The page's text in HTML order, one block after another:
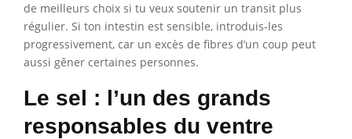
de meilleurs choix si tu veux soutenir un transit plus
régulier. Si ton intestin est sensible, introduis-les
progressivement, car un excès de fibres d’un coup peut
aussi gêner certaines personnes.
Le sel : l’un des grands
responsables du ventre